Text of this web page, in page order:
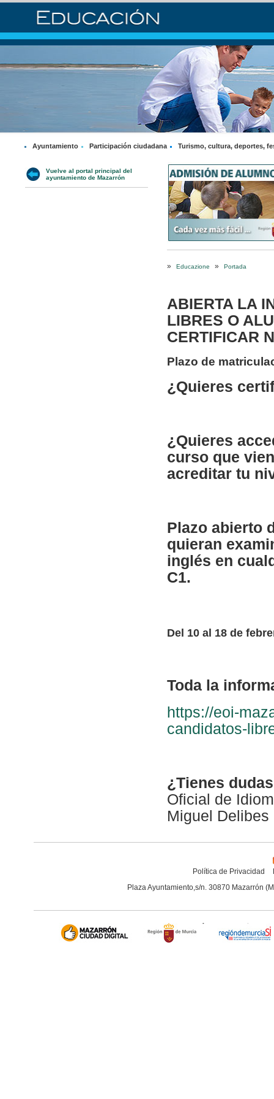
Ayuntamiento Participación ciudadana Turismo, cultura, deportes,
Vuelve al portal principal del
ayuntamiento de Mazarrón
» Educazione » Portada
ABIERTA LA
LIBRES O
CERTIFICAR
Plazo de
¿Quieres
¿Quieres
curso que
acreditar tu
Plazo abierto
quieran
inglés en
C1.
Del 10 al 18 de
Toda la
https://eoi-
candidatos-
¿Tienes
Oficial de
Miguel
Política de Privacidad
Plaza Ayuntamiento,s/n. 30870 Mazarrón